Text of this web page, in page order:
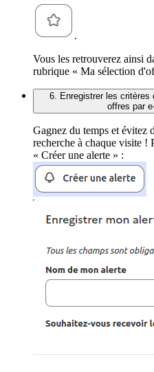
.
Vous les retrouverez ainsi
rubrique « Ma sélection
6. Enregistrer les critères
offres par
Gagnez du temps et évitez
recherche à chaque visite !
« Créer une alerte » :